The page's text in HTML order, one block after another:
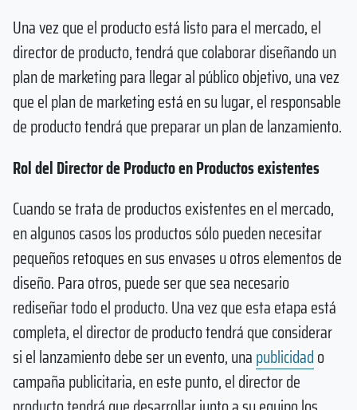
Una vez que el producto está listo para el mercado, el
director de producto, tendrá que colaborar diseñando un
plan de marketing para llegar al público objetivo, una vez
que el plan de marketing está en su lugar, el responsable
de producto tendrá que preparar un plan de lanzamiento.
Rol del Director de Producto en Productos existentes
Cuando se trata de productos existentes en el mercado,
en algunos casos los productos sólo pueden necesitar
pequeños retoques en sus envases u otros elementos de
diseño. Para otros, puede ser que sea necesario
rediseñar todo el producto. Una vez que esta etapa está
completa, el director de producto tendrá que considerar
si el lanzamiento debe ser un evento, unapublicidado
campaña publicitaria, en este punto, el director de